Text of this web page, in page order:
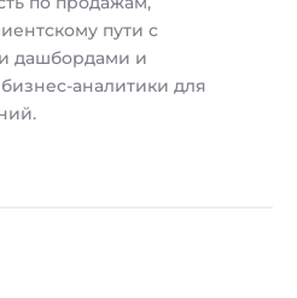
пути с
дашбордами и
аналитики для